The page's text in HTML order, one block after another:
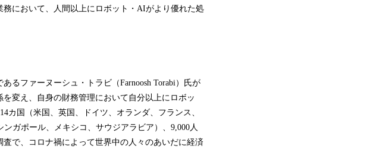
において、人間以上にロボット・AIがより優れた処
るファーヌーシュ・トラビ（Farnoosh Torabi）氏が
変え、自身の財務管理において自分以上にロボッ
カ国（米国、英国、ドイツ、オランダ、フランス、
ガポール、メキシコ、サウジアラビア）、9,000人
で、コロナ禍によって世界中の人々のあいだに経済